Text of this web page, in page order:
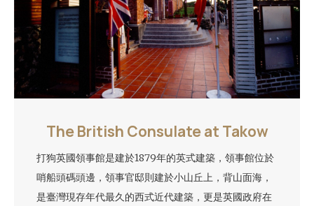
The British Consulate at Takow
打狗英國領事館是建於1879年的英式建築，領事館位於
哨船頭碼頭邊，領事官邸則建於小山丘上，背山面海，
是臺灣現存年代最久的西式近代建築，更是英國政府在